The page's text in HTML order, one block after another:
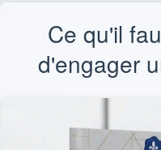
Ce qu'il
d'engager